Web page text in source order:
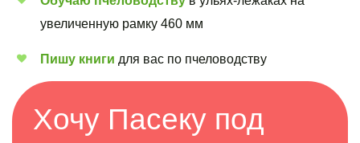
увеличенную рамку 460 мм
Пишу книги для вас по пчеловодству
Хочу Пасеку под